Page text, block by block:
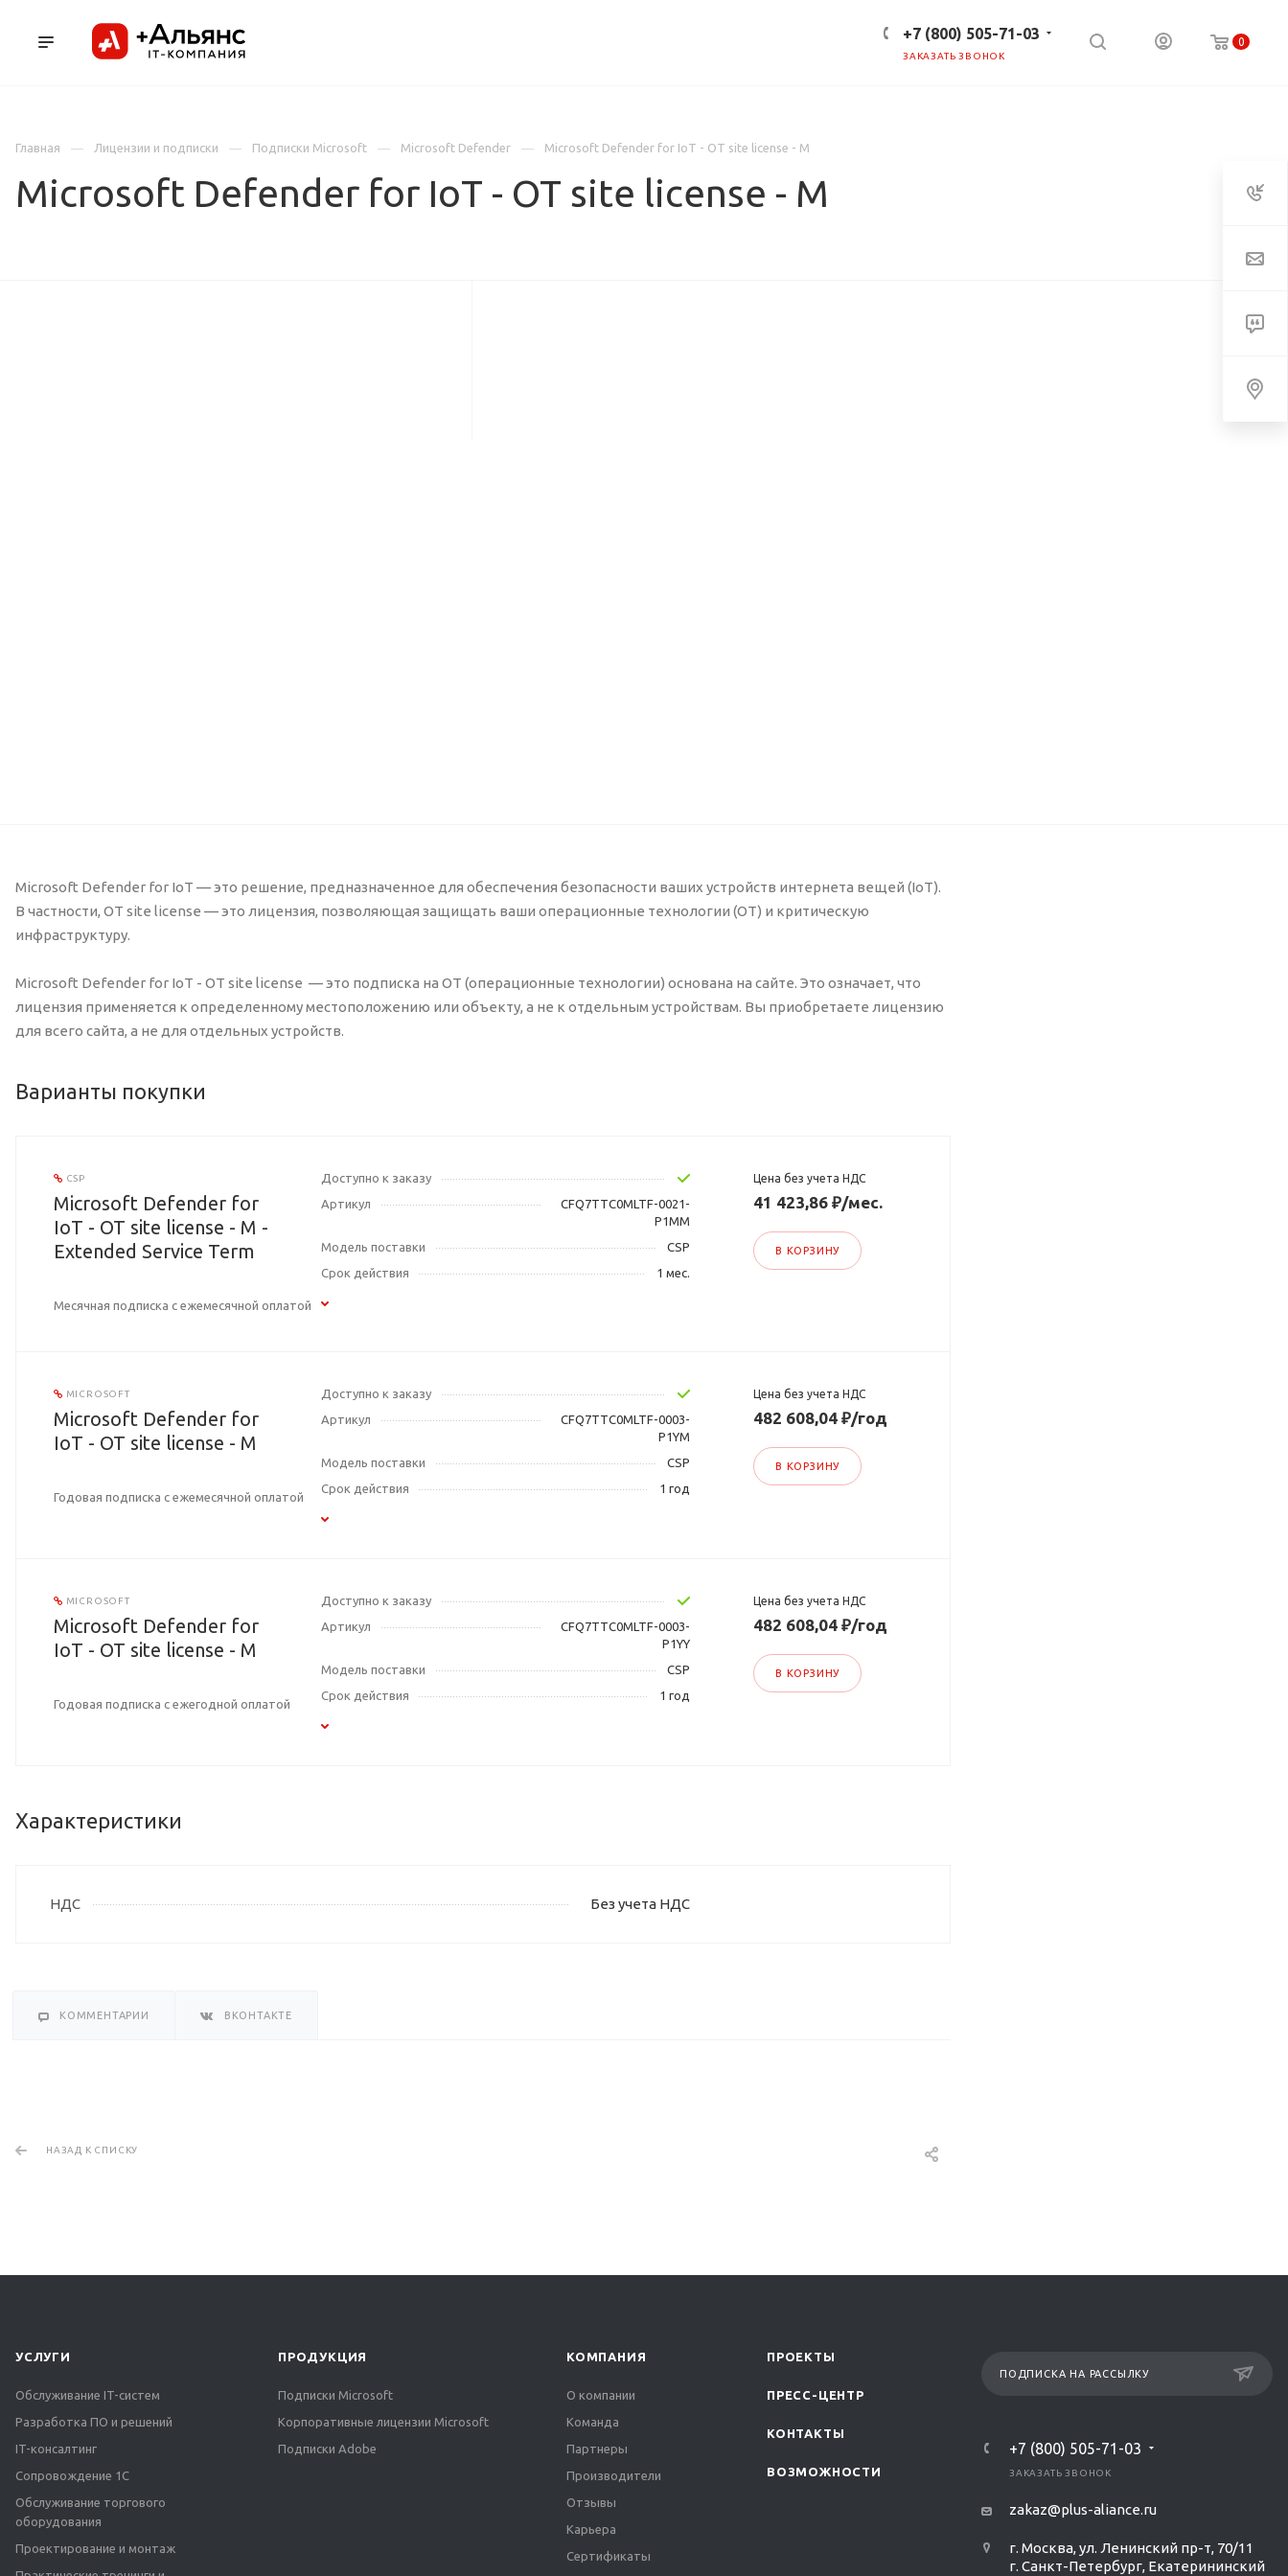
0
+7 (800) 505-71-03
ЗАКАЗАТЬ ЗВОНОК
Главная
Лицензии и подписки Подписки Microsoft Microsoft Defender Microsoft Defender for IoT - OT site license - M
Microsoft Defender for IoT - OT site license - M
Microsoft Defender for IoT — это решение, предназначенное для обеспечения безопасности ваших устройств интернета вещей (IoT).
В частности, OT site license — это лицензия, позволяющая защищать ваши операционные технологии (OT) и критическую
инфраструктуру.
Microsoft Defender for IoT - OT site license — это подписка на OT (операционные технологии) основана на сайте. Это означает, что
лицензия применяется к определенному местоположению или объекту, а не к отдельным устройствам. Вы приобретаете лицензию
для всего сайта, а не для отдельных устройств.
Варианты покупки
CSP
Microsoft Defender for
IoT - OT site license - M -
Extended Service Term
Месячная подписка с ежемесячной оплатой
Доступно к заказу
Артикул
CFQ7TTC0MLTF-0021-
P1MM
Модель поставки
CSP
Срок действия
1 мес.
Цена без учета НДС
41 423,86 ₽/мес.
В КОРЗИНУ
MICROSOFT
Microsoft Defender for
IoT - OT site license - M
Годовая подписка с ежемесячной оплатой
Доступно к заказу
Артикул
CFQ7TTC0MLTF-0003-
P1YM
Модель поставки
CSP
Срок действия
1 год
Цена без учета НДС
482 608,04 ₽/год
В КОРЗИНУ
MICROSOFT
Microsoft Defender for
IoT - OT site license - M
Годовая подписка с ежегодной оплатой
Доступно к заказу
Артикул
CFQ7TTC0MLTF-0003-
P1YY
Модель поставки
CSP
Срок действия
1 год
Цена без учета НДС
482 608,04 ₽/год
В КОРЗИНУ
Характеристики
НДС Без учета НДС
КОММЕНТАРИИ ВКОНТАКТЕ
НАЗАД К СПИСКУ
УСЛУГИ
Обслуживание IT-систем
Разработка ПО и решений
IT-консалтинг
Сопровождение 1С
Обслуживание торгового
оборудования
Проектирование и монтаж
ПРОДУКЦИЯ
Подписки Microsoft
Корпоративные лицензии Microsoft
Подписки Adobe
КОМПАНИЯ
О компании
Команда
Партнеры
Производители
Отзывы
Карьера
Сертификаты
ПРОЕКТЫ
ПРЕСС-ЦЕНТР
КОНТАКТЫ
ВОЗМОЖНОСТИ
ПОДПИСКА НА РАССЫЛКУ
+7 (800) 505-71-03
ЗАКАЗАТЬ ЗВОНОК
zakaz@plus-aliance.ru
г. Москва, ул. Ленинский пр-т, 70/11
г. Санкт-Петербург, Екатерининский